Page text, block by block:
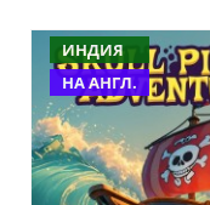
ИНДИЯ
НА АНГЛ.